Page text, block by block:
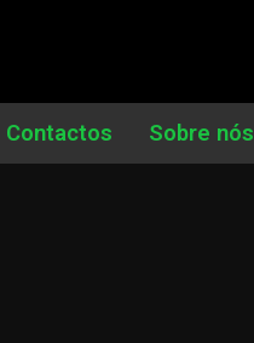
Contactos Sobre nós